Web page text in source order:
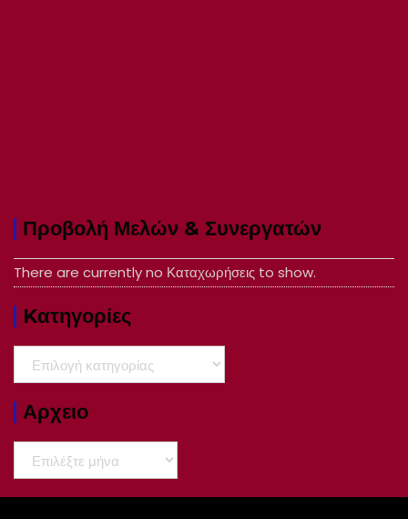
Προβολή Μελών & Συνεργατών
There are currently no Καταχωρήσεις to show.
Kατηγορίες
Αρχειο